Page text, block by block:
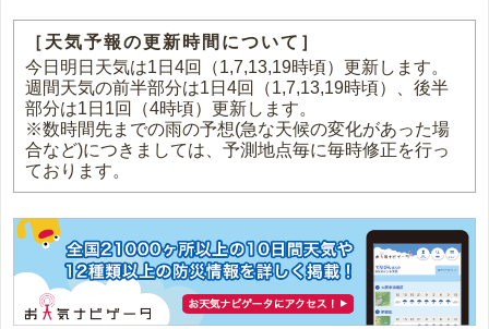
［天気予報の更新時間について］
今日明日天気は1日4回（1,7,13,19時頃）更新します。
週間天気の前半部分は1日4回（1,7,13,19時頃）、後半
部分は1日1回（4時頃）更新します。
※数時間先までの雨の予想(急な天候の変化があった場
合など)につきましては、予測地点毎に毎時修正を行っ
ております。